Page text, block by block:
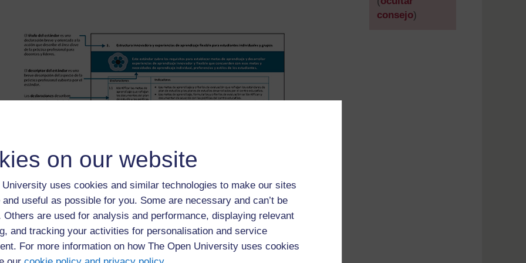
on our website
University uses cookies and similar technologies to make our sites
useful as possible for you. Some are necessary and can’t be
Others are used for analysis and performance, displaying relevant
and tracking your activities for personalisation and service
For more information on how The Open University uses cookies
consejo)